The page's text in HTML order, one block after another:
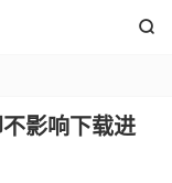

影响下载进